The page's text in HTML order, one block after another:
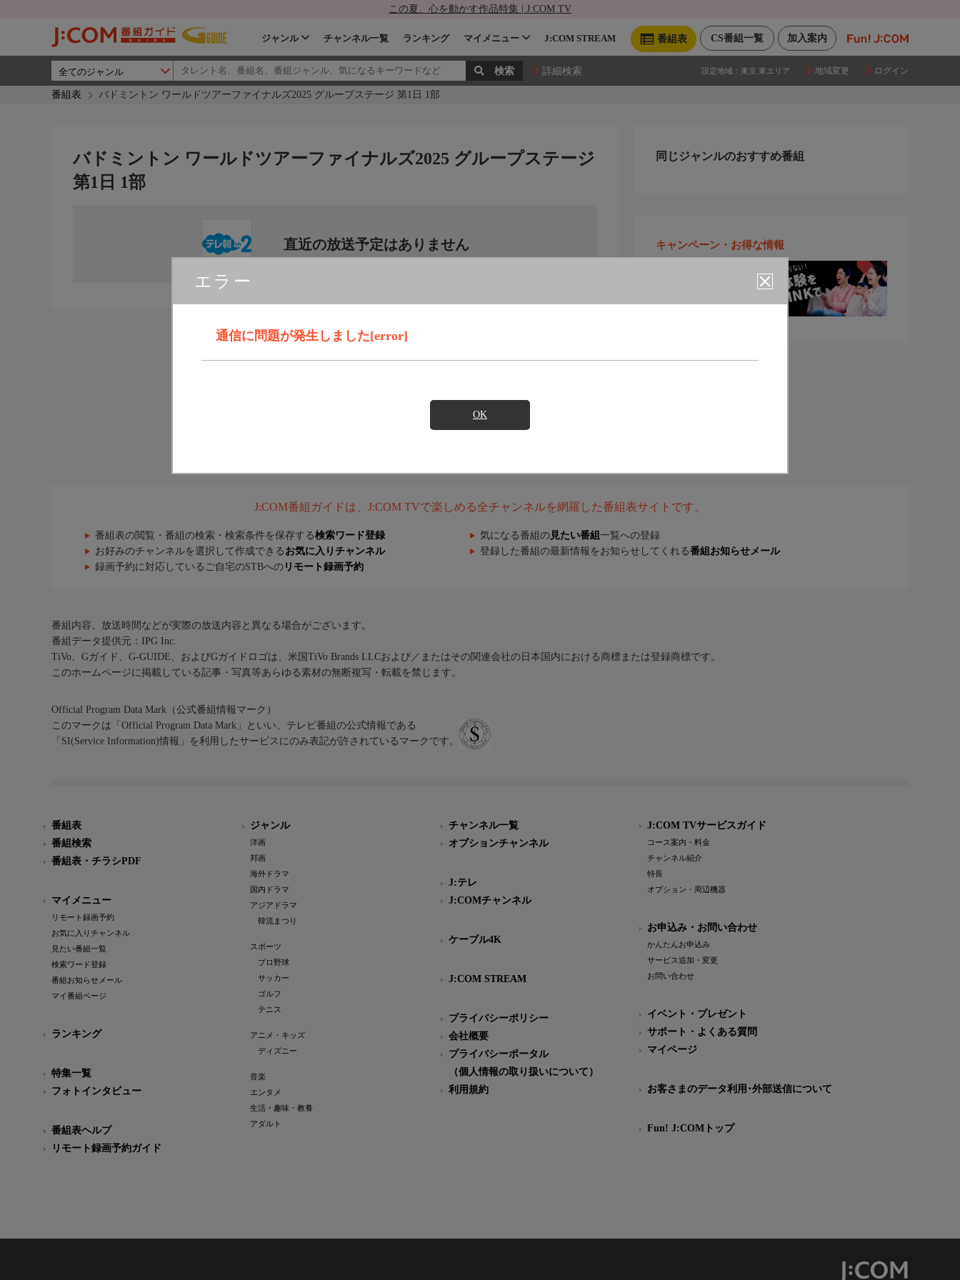
この夏、心を動かす作品特集 | J:COM TV
加入案内
CS番組一覧
番組表
ジャンル チャンネル一覧 ランキング マイメニュー J:COM STREAM
詳細検索 設定地域： 東京 東エリア 地域変更 ログイン
番組表 バドミントン ワールドツアーファイナルズ2025 グループステージ 第1日 1部
エラー
通信に問題が発生しました[error]
OK
バドミントン ワールドツアーファイナルズ2025 グループステージ
第1日 1部
直近の放送予定はありません
同じジャンルのおすすめ番組
キャンペーン・お得な情報
J:COM番組ガイドは、J:COM TVで楽しめる全チャンネルを網羅した番組表サイトです。
番組表の閲覧・番組の検索・検索条件を保存する検索ワード登録 気になる番組の 見たい番組 一覧への登録
お好みのチャンネルを選択して作成できる お気に入りチャンネル 登録した番組の最新情報をお知らせしてくれる番組お知らせメール
録画予約に対応しているご自宅のSTBへの リモート録画予約
番組内容、放送時間などが実際の放送内容と異なる場合がございます。
番組データ提供元：IPG Inc.
TiVo、Gガイド、G-GUIDE、およびGガイドロゴは、米国TiVo Brands LLCおよび／またはその関連会社の日本国内における商標または登録商標です。
このホームページに掲載している記事・写真等あらゆる素材の無断複写・転載を禁じます。
Official Program Data Mark（公式番組情報マーク）
このマークは「Official Program Data Mark」といい、テレビ番組の公式情報である
「SI(Service Information)情報」を利用したサービスにのみ表記が許されているマークです。
番組表
番組検索
番組表・チラシPDF
マイメニュー
リモート録画予約
お気に入りチャンネル
見たい番組一覧
検索ワード登録
番組お知らせメール
マイ番組ページ
ランキング
特集一覧
フォトインタビュー
番組表ヘルプ
リモート録画予約ガイド
ジャンル
洋画
邦画
海外ドラマ
国内ドラマ
アジアドラマ
韓流まつり
スポーツ
プロ野球
サッカー
ゴルフ
テニス
アニメ・キッズ
ディズニー
音楽
エンタメ
生活・趣味・教養
アダルト
チャンネル一覧
オプションチャンネル
J:テレ
J:COMチャンネル
ケーブル4K
J:COM STREAM
プライバシーポリシー
会社概要
プライバシーポータル
（個人情報の取り扱いについて）
利用規約
J:COM TVサービスガイド
コース案内・料金
チャンネル紹介
特長
オプション・周辺機器
お申込み・お問い合わせ
かんたんお申込み
サービス追加・変更
お問い合わせ
イベント・プレゼント
サポート・よくある質問
マイページ
お客さまのデータ利用･外部送信について
Fun! J:COMトップ